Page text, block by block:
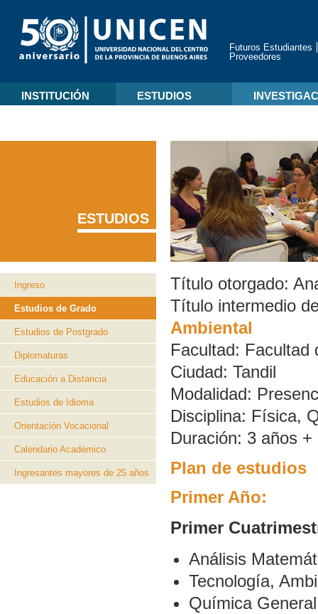
Futuros Estudiantes
Proveedores
INSTITUCIÓN ESTUDIOS
Título otorgado:
Título intermedio
Ambiental
Facultad: Facultad
Ciudad: Tandil
Modalidad:
Disciplina: Física,
Duración: 3 años +
Plan de estudios
Primer Año:
Primer
Análisis
Tecnología,
Química
ESTUDIOS
Ingreso
Estudios de Grado
Estudios de Postgrado
Diplomaturas
Educación a Distancia
Estudios de Idioma
Orientación Vocacional
Calendario Académico
Ingresantes mayores de 25 años